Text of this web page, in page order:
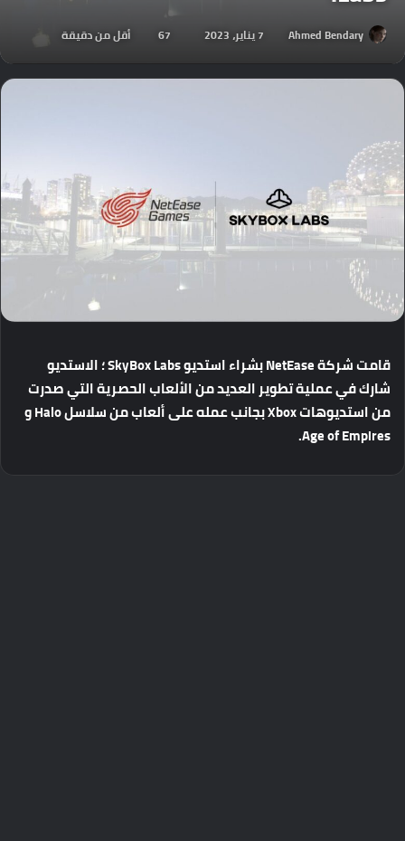
Ahmed Bendary 7 يناير، 2023 67 أقل من دقيقة
قامتشركة بشراءاستديو ؛الاستديو
شاركفيعمليةتطويرالعديدمنالألعابالحصريةالتيصدرت
مناستديوهات بجانبعملهعلىألعابمنسلاسل
و
Age of Empires.